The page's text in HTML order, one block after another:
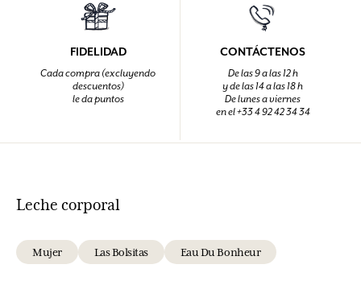
FIDELIDAD
Cada compra (excluyendo
descuentos)
le da puntos
CONTÁCTENOS
De las 9 a las 12 h
y de las 14 a las 18 h
De lunes a viernes
en el +33 4 92 42 34 34
Leche corporal
Mujer Las Bolsitas Eau Du Bonheur